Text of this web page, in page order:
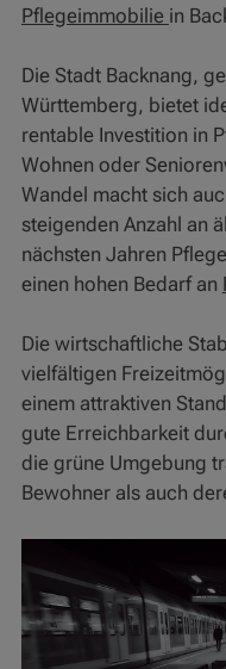
Pflegeimmobilie in
Die Stadt Backnang,
Württemberg, bietet
rentable Investition in
Wohnen oder
Wandel macht sich
steigenden Anzahl an
nächsten Jahren
einen hohen Bedarf an
Die wirtschaftliche
vielfältigen
einem attraktiven
gute Erreichbarkeit
die grüne Umgebung
Bewohner als auch